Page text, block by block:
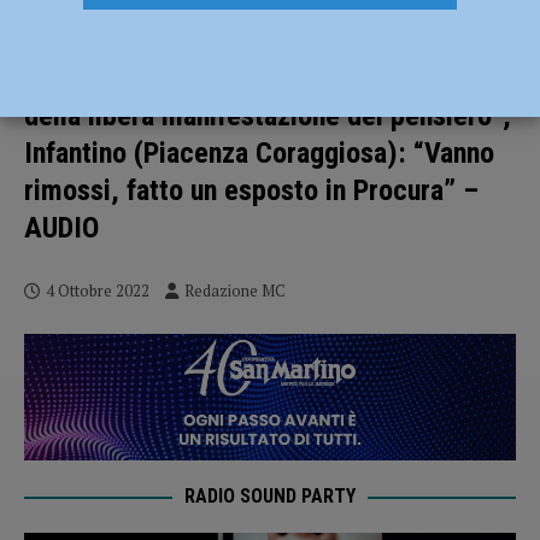
della libera manifestazione del pensiero”,
Infantino (Piacenza Coraggiosa): “Vanno
rimossi, fatto un esposto in Procura” –
AUDIO
4 Ottobre 2022 Redazione MC
RADIO SOUND PARTY